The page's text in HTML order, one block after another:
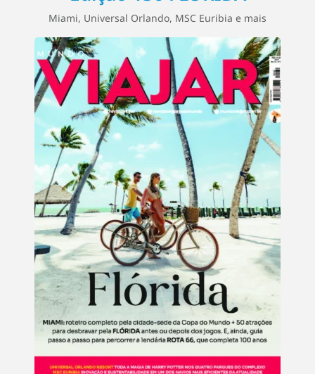
Miami, Universal Orlando, MSC Euribia e mais